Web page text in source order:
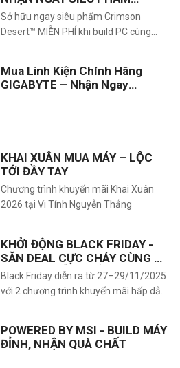
CRIMSON DESERT™
Sở hữu ngay siêu phẩm Crimson
Desert™ MIỄN PHÍ khi build PC cùng
trình khuyến mãi khủng từ AMD diễn ra
từ 10/02 đến 25/04/2026. Nâng cấp
Mua Linh Kiện Chính Hãng
GIGABYTE – Nhận Ngay
KHAI XUÂN MUA MÁY – LỘC
TỚI ĐẦY TAY
Chương trình khuyến mãi Khai Xuân
2026 tại Vi Tính Nguyễn Thắng
KHỞI ĐỘNG BLACK FRIDAY -
SĂN DEAL CỰC CHÁY CÙNG VI
TÍNH NGUYỄN THẮNG!!
Black Friday diễn ra từ 27–29/11/2025
với 2 chương trình khuyến mãi hấp dẫn:
sách. Áp dụng mua trực tiếp tại shop,
mỗi khách được mua 1 sản phẩm mỗi
POWERED BY MSI - BUILD MÁY
ĐỈNH, NHẬN QUÀ CHẤT